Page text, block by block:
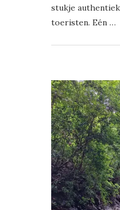
stukje
toeristen. Eén …